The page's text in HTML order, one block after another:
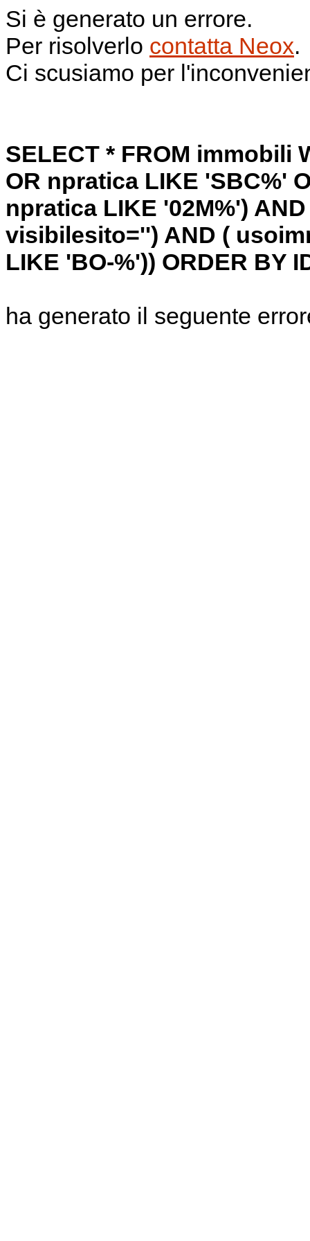
Si è generato un errore.
Per risolverlo contatta Neox.
Ci scusiamo per
SELECT * FROM immobili
OR npratica LIKE 'SBC%'
npratica LIKE '02M%')
visibilesito='') AND (
LIKE 'BO-%')) ORDER BY
ha generato il seguente